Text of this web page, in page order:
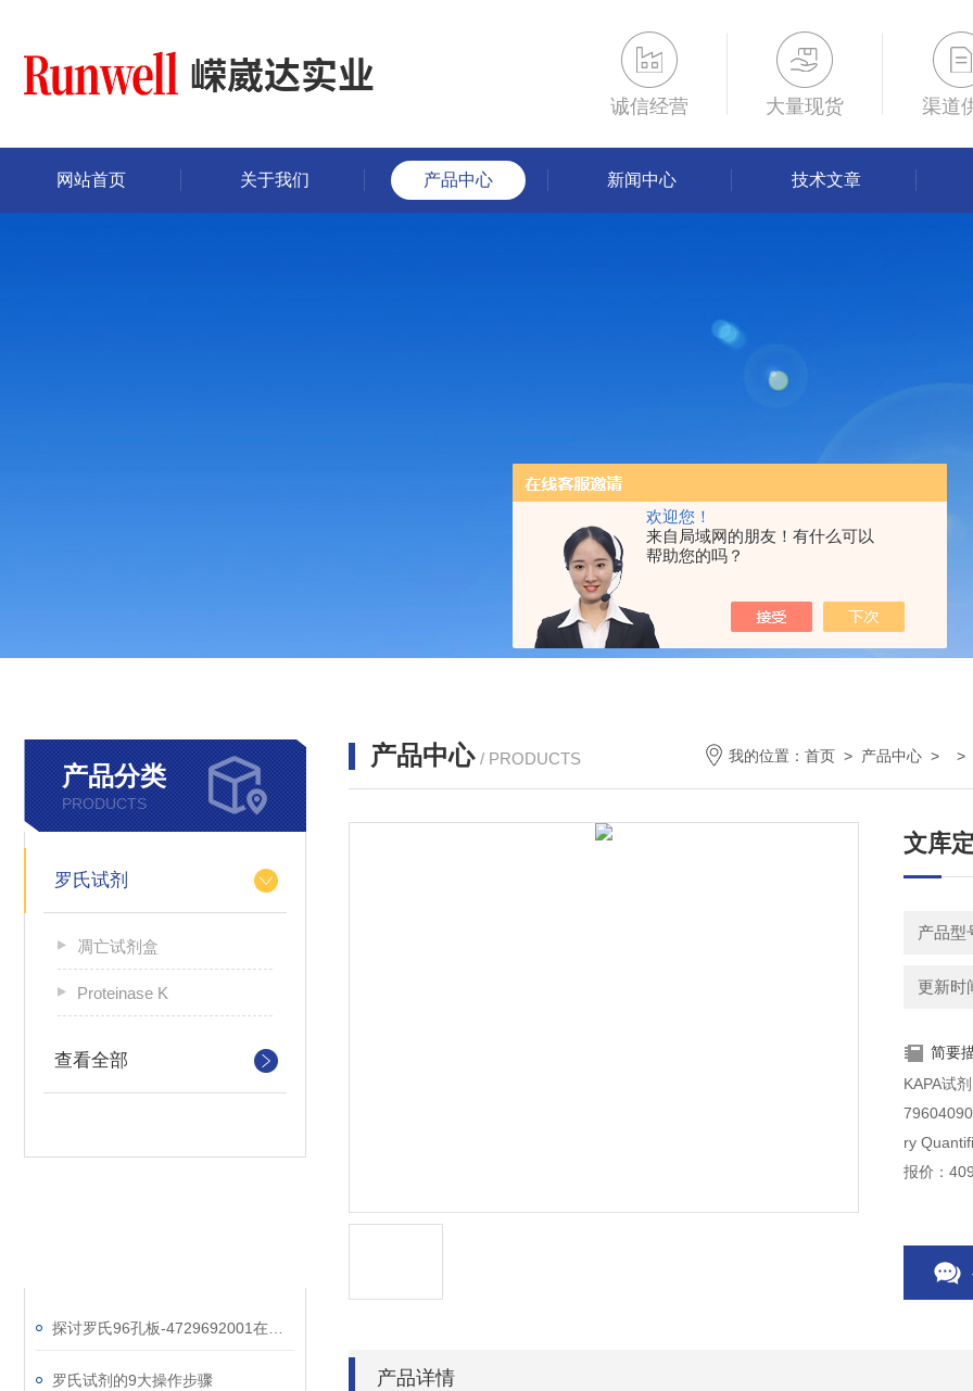
欢迎您！
来自局域网的朋友！有什么可以
帮助您的吗？
诚信经营 大量现货 渠道
网站首页 关于我们 产品中心 新闻中心 技术文章
产品分类
PRODUCTS
罗氏试剂
凋亡试剂盒
Proteinase K
查看全部
罗氏试剂的9大操作步骤
产品中心 / PRODUCTS 我的位置： 首页 > 产品中心 > >
文库
产品型
更新时
简要
KAPA试剂
7960409001 KK4905 KAPA 文库定
ry
报价：
产品详情